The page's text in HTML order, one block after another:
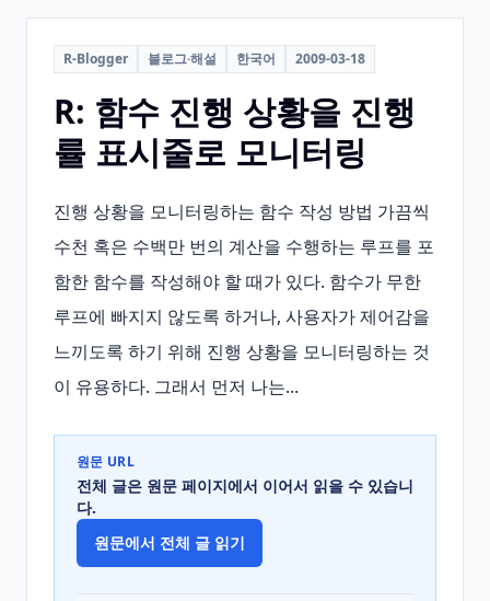
R-Blogger 블로그·해설 한국어 2009-03-18
R: 함수 진행 상황을 진행
률 표시줄로 모니터링
진행 상황을 모니터링하는 함수 작성 방법 가끔씩
수천 혹은 수백만 번의 계산을 수행하는 루프를 포
함한 함수를 작성해야 할 때가 있다. 함수가 무한
루프에 빠지지 않도록 하거나, 사용자가 제어감을
느끼도록 하기 위해 진행 상황을 모니터링하는 것
이 유용하다. 그래서 먼저 나는...
원문 URL
전체 글은 원문 페이지에서 이어서 읽을 수 있습니
다.
원문에서 전체 글 읽기